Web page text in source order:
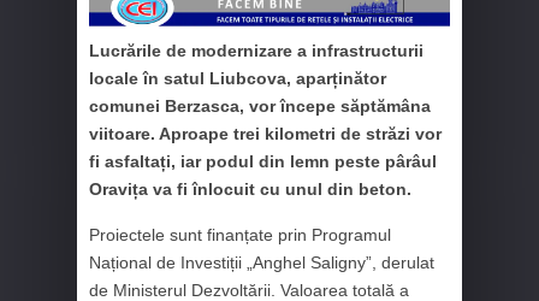
Lucrările de modernizare a infrastructurii
locale în satul Liubcova, aparținător
comunei Berzasca, vor începe săptămâna
viitoare. Aproape trei kilometri de străzi vor
fi asfaltați, iar podul din lemn peste pârâul
Oravița va fi înlocuit cu unul din beton.
Proiectele sunt finanțate prin Programul
Național de Investiții „Anghel Saligny”, derulat
de Ministerul Dezvoltării. Valoarea totală a